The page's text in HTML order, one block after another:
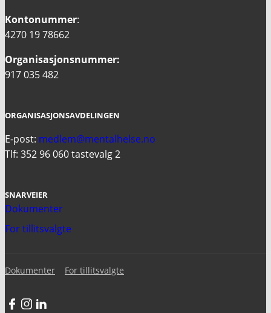
Kontonummer:
4270 19 78662
Organisasjonsnummer:
917 035 482
ORGANISASJONSAVDELINGEN
E-post: medlem@mentalhelse.no
Tlf: 352 96 060 tastevalg 2
SNARVEIER
Dokumenter
For tillitsvalgte
Dokumenter For tillitsvalgte